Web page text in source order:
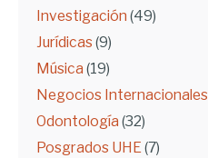
Investigación (49)
Jurídicas (9)
Música (19)
Negocios Internacionales
Odontología (32)
Posgrados UHE(7)